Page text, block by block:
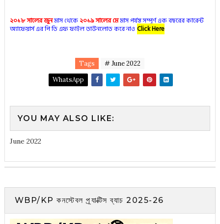
২০১৮ সালের জুনমাস থেকে২০১৯ সালের মেমাস পর্যন্ত সম্পূর্ণ এক বছরের কারেন্ট
অ্যাফেয়ার্স এর পি ডি এফ ফাইল ডাউনলোড করে নাও Click Here
Tags
# June 2022
WhatsApp
YOU MAY ALSO LIKE:
June 2022
WBP/KP কনস্টেবল প্র্যাক্টিস ব্যাচ 2025-26